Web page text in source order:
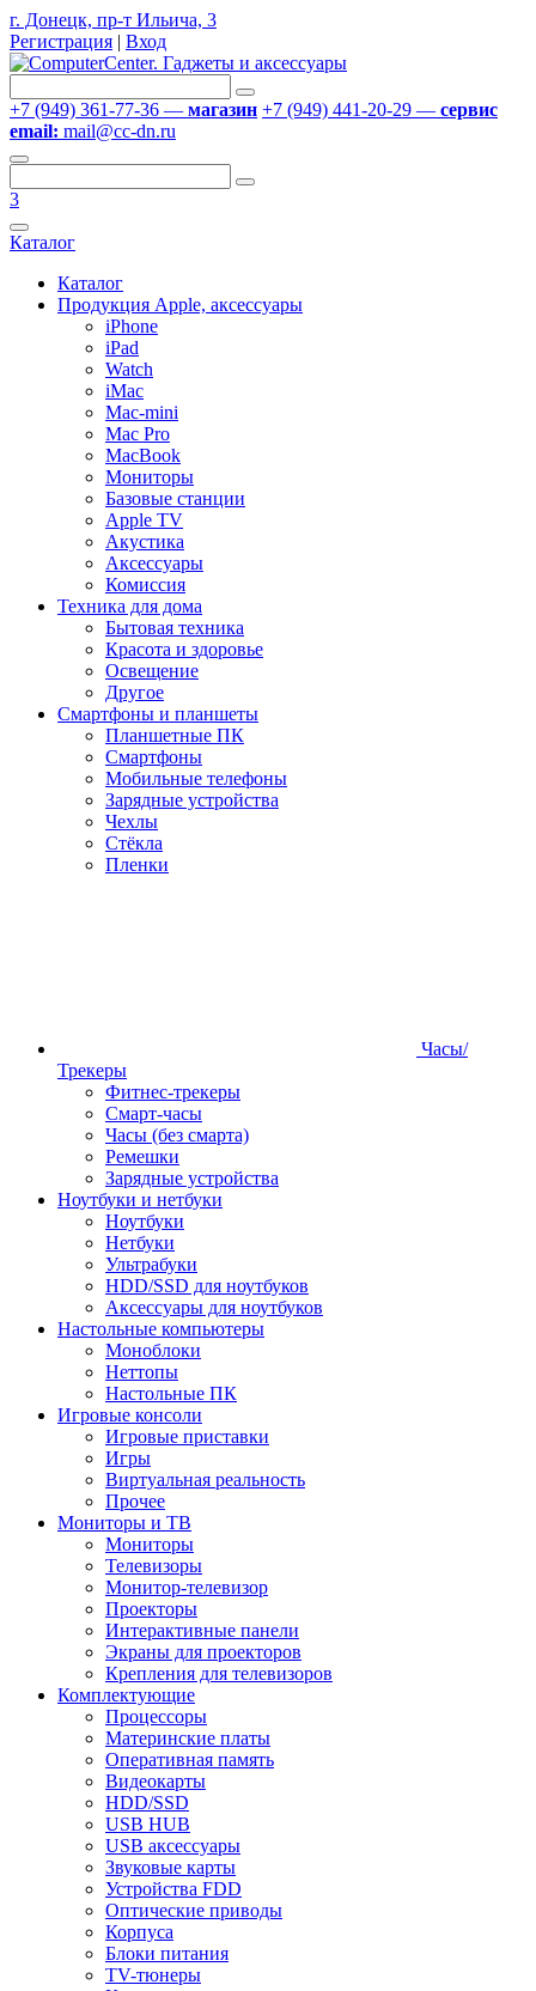
г. Донецк, пр-т Ильича, 3
Регистрация | Вход
+7 (949) 361-77-36 — магазин +7 (949) 441-20-29 — сервис
email: mail@cc-dn.ru
3
Каталог
Каталог
Продукция Apple, аксессуары
iPhone
iPad
Watch
iMac
Mac-mini
Mac Pro
MacBook
Мониторы
Базовые станции
Apple TV
Акустика
Аксессуары
Комиссия
Техника для дома
Бытовая техника
Красота и здоровье
Освещение
Другое
Смартфоны и планшеты
Планшетные ПК
Смартфоны
Мобильные телефоны
Зарядные устройства
Чехлы
Стёкла
Пленки
Часы/
Трекеры
Фитнес-трекеры
Смарт-часы
Часы (без смарта)
Ремешки
Зарядные устройства
Ноутбуки и нетбуки
Ноутбуки
Нетбуки
Ультрабуки
HDD/SSD для ноутбуков
Аксессуары для ноутбуков
Настольные компьютеры
Моноблоки
Неттопы
Настольные ПК
Игровые консоли
Игровые приставки
Игры
Виртуальная реальность
Прочее
Мониторы и ТВ
Мониторы
Телевизоры
Монитор-телевизор
Проекторы
Интерактивные панели
Экраны для проекторов
Крепления для телевизоров
Комплектующие
Процессоры
Материнские платы
Оперативная память
Видеокарты
HDD/SSD
USB HUB
USB аксессуары
Звуковые карты
Устройства FDD
Оптические приводы
Корпуса
Блоки питания
TV-тюнеры